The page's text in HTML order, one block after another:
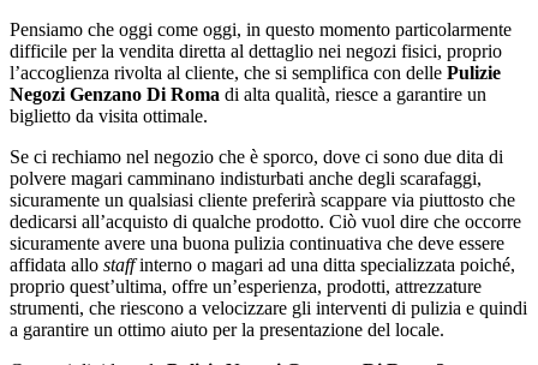
Pensiamo che oggi come oggi, in questo momento particolarmente
difficile per la vendita diretta al dettaglio nei negozi fisici, proprio
l’accoglienza rivolta al cliente, che si semplifica con delle Pulizie
Negozi Genzano Di Roma di alta qualità, riesce a garantire un
biglietto da visita ottimale.
Se ci rechiamo nel negozio che è sporco, dove ci sono due dita di
polvere magari camminano indisturbati anche degli scarafaggi,
sicuramente un qualsiasi cliente preferirà scappare via piuttosto che
dedicarsi all’acquisto di qualche prodotto. Ciò vuol dire che occorre
sicuramente avere una buona pulizia continuativa che deve essere
affidata allo staffinterno o magari ad una ditta specializzata poiché,
proprio quest’ultima, offre un’esperienza, prodotti, attrezzature
strumenti, che riescono a velocizzare gli interventi di pulizia e quindi
a garantire un ottimo aiuto per la presentazione del locale.